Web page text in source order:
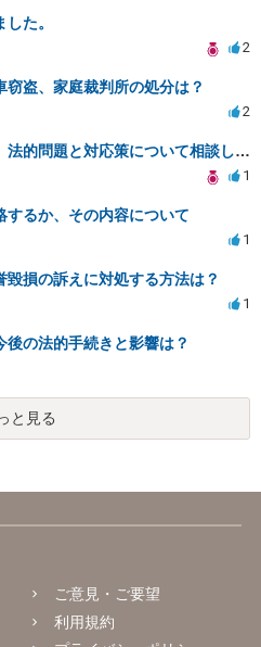
た。
2
盗、家庭裁判所の処分は？
2
SNSでの未成年者録画、法的問題と対応策について相談したい
1
するか、その内容について
1
損の訴えに対処する方法は？
1
の法的手続きと影響は？
と見る
ご意見・ご要望
利用規約